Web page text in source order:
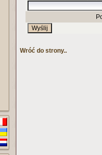
Wróć do strony..